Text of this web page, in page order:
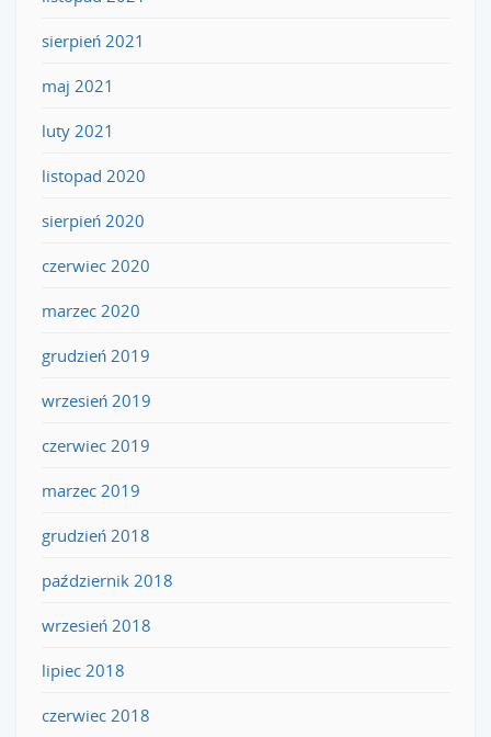
sierpień 2021
maj 2021
luty 2021
listopad 2020
sierpień 2020
czerwiec 2020
marzec 2020
grudzień 2019
wrzesień 2019
czerwiec 2019
marzec 2019
grudzień 2018
październik 2018
wrzesień 2018
lipiec 2018
czerwiec 2018